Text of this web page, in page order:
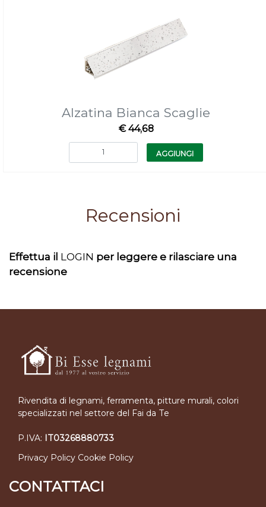
Alzatina Bianca Scaglie
€ 44,68
Quantità
AGGIUNGI
Recensioni
Effettua il LOGIN per leggere e rilasciare una
recensione
Rivendita di legnami, ferramenta, pitture murali, colori
specializzati nel settore del Fai da Te
P.IVA: IT03268880733
Privacy Policy Cookie Policy
CONTATTACI